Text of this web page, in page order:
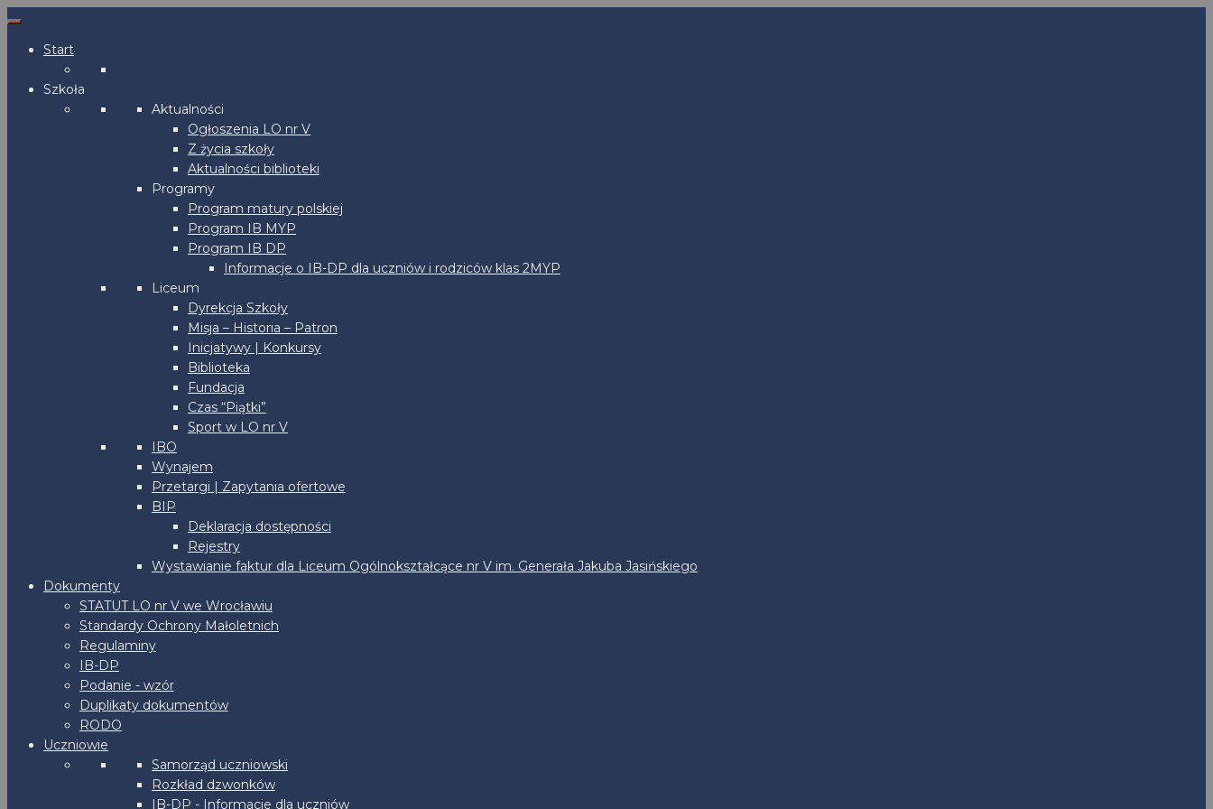
Start
Szkoła
Aktualności
Ogłoszenia LO nr V
Z życia szkoły
Aktualności biblioteki
Programy
Program matury polskiej
Program IB MYP
Program IB DP
Informacje o IB-DP dla uczniów i rodziców klas 2MYP
Liceum
Dyrekcja Szkoły
Misja – Historia – Patron
Inicjatywy | Konkursy
Biblioteka
Fundacja
Czas “Piątki”
Sport w LO nr V
IBO
Wynajem
Przetargi | Zapytania ofertowe
BIP
Deklaracja dostępności
Rejestry
Wystawianie faktur dla Liceum Ogólnokształcące nr V im. Generała Jakuba Jasińskiego
Dokumenty
STATUT LO nr V we Wrocławiu
Standardy Ochrony Małoletnich
Regulaminy
IB-DP
Podanie - wzór
Duplikaty dokumentów
RODO
Uczniowie
Samorząd uczniowski
Rozkład dzwonków
IB-DP - Informacje dla uczniów